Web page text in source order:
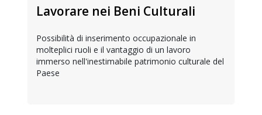
Lavorare nei Beni Culturali
Possibilità di inserimento occupazionale in
molteplici ruoli e il vantaggio di un lavoro
immerso nell'inestimabile patrimonio culturale del
Paese